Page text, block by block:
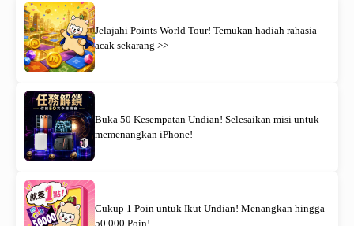
Jelajahi Points World Tour! Temukan hadiah rahasia
acak sekarang >>
Buka 50 Kesempatan Undian! Selesaikan misi untuk
memenangkan iPhone!
Cukup 1 Poin untuk Ikut Undian! Menangkan hingga
50.000 Poin!